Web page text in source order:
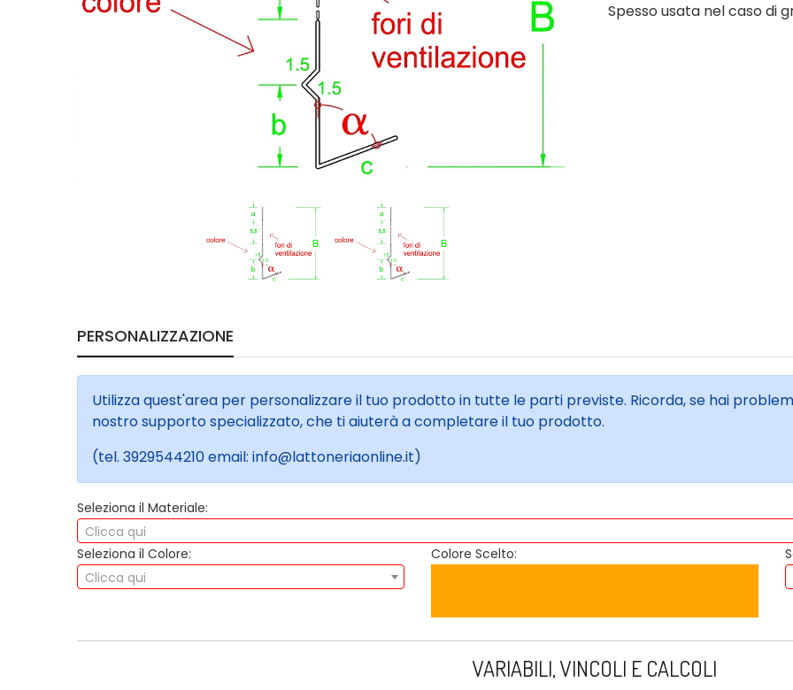
Spesso usata nel caso di
PERSONALIZZAZIONE
Utilizza quest'area per personalizzare il tuo prodotto in tutte le parti previste. Ricorda, se hai
nostro supporto specializzato, che ti aiuterà a completare il tuo prodotto.
(tel. 3929544210 email: info@lattoneriaonline.it)
Seleziona il Materiale:
Clicca qui
Seleziona il Colore:
Clicca qui
Colore Scelto:
VARIABILI, VINCOLI E CALCOLI